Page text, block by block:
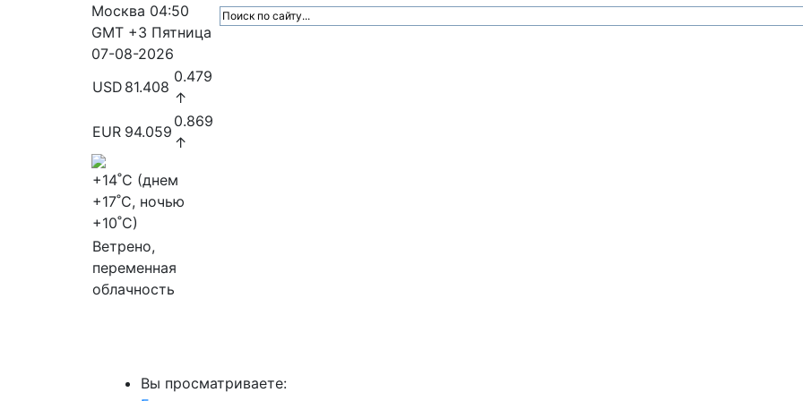
Москва 04:50
GMT +3 Пятница
07-08-2026
USD 81.408
0.479
↑
EUR 94.059
0.869
↑
+14˚C (днем
+17˚C, ночью
+10˚C)
Ветрено,
переменная
облачность
Вы просматриваете: